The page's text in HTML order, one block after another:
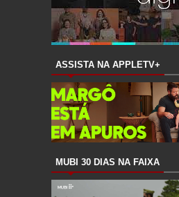
ASSISTA NA APPLETV+
MUBI 30 DIAS NA FAIXA